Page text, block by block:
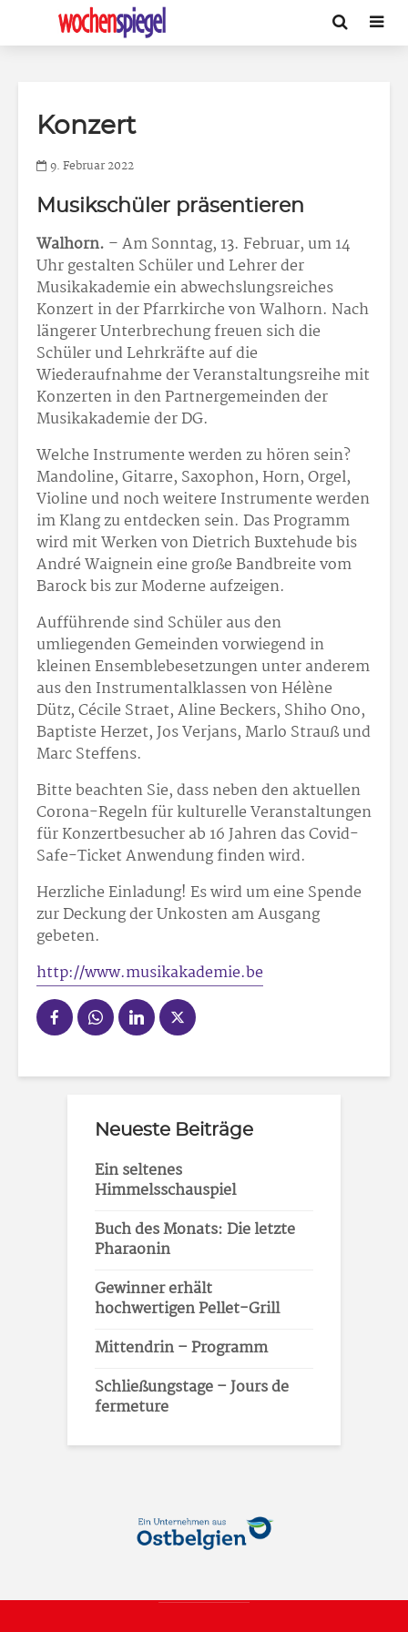
Konzert
9. Februar 2022
Musikschüler präsentieren
Walhorn. – Am Sonntag, 13. Februar, um 14
Uhr gestalten Schüler und Lehrer der
Musikakademie ein abwechslungsreiches
Konzert in der Pfarrkirche von Walhorn. Nach
längerer Unterbrechung freuen sich die
Schüler und Lehrkräfte auf die
Wiederaufnahme der Veranstaltungsreihe mit
Konzerten in den Partnergemeinden der
Musikakademie der DG.
Welche Instrumente werden zu hören sein?
Mandoline, Gitarre, Saxophon, Horn, Orgel,
Violine und noch weitere Instrumente werden
im Klang zu entdecken sein. Das Programm
wird mit Werken von Dietrich Buxtehude bis
André Waignein eine große Bandbreite vom
Barock bis zur Moderne aufzeigen.
Aufführende sind Schüler aus den
umliegenden Gemeinden vorwiegend in
kleinen Ensemblebesetzungen unter anderem
aus den Instrumentalklassen von Hélène
Dütz, Cécile Straet, Aline Beckers, Shiho Ono,
Baptiste Herzet, Jos Verjans, Marlo Strauß und
Marc Steffens.
Bitte beachten Sie, dass neben den aktuellen
Corona-Regeln für kulturelle Veranstaltungen
für Konzertbesucher ab 16 Jahren das Covid-
Safe-Ticket Anwendung finden wird.
Herzliche Einladung! Es wird um eine Spende
zur Deckung der Unkosten am Ausgang
gebeten.
http://www.musikakademie.be
Neueste Beiträge
Ein seltenes
Himmelsschauspiel
Buch des Monats: Die letzte
Pharaonin
Gewinner erhält
hochwertigen Pellet-Grill
Mittendrin – Programm
Schließungstage – Jours de
fermeture